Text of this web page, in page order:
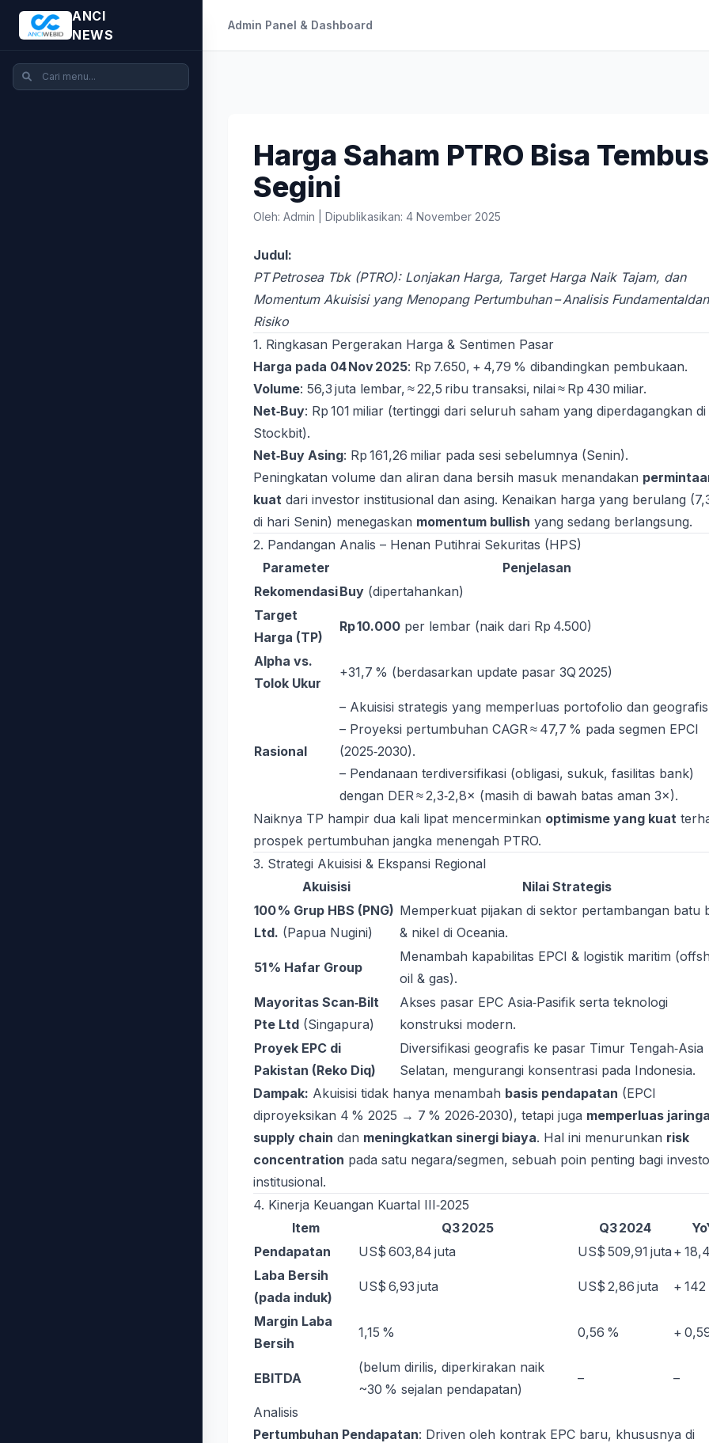
ANCI
NEWS
Admin Panel & Dashboard
Harga Saham PTRO Bisa Tembus
Segini
Oleh: Admin Dipublikasikan: 4 November 2025
Judul:
PT Petrosea Tbk (PTRO): Lonjakan Harga, Target Harga Naik Tajam, dan
Momentum Akuisisi yang Menopang Pertumbuhan – Analisis Fundamentaldan
Risiko
1. Ringkasan Pergerakan Harga & Sentimen Pasar
Harga pada 04 Nov 2025: Rp 7.650, + 4,79 % dibandingkan pembukaan.
Volume: 56,3 juta lembar, ≈ 22,5 ribu transaksi, nilai ≈ Rp 430 miliar.
Net‑Buy: Rp 101 miliar (tertinggi dari seluruh saham yang diperdagangkan di
Stockbit).
Net‑Buy Asing: Rp 161,26 miliar pada sesi sebelumnya (Senin).
Peningkatan volume dan aliran dana bersih masuk menandakan
kuat dari investor institusional dan asing. Kenaikan harga yang berulang
di hari Senin) menegaskan momentum bullish yang sedang berlangsung.
2. Pandangan Analis – Henan Putihrai Sekuritas (HPS)
Parameter
Penjelasan
RekomendasiBuy (dipertahankan)
Target
Harga (TP)
Rp 10.000 per lembar (naik dari Rp 4.500)
Alpha vs.
Tolok Ukur
+31,7 % (berdasarkan update pasar 3Q 2025)
Rasional
– Akuisisi strategis yang memperluas portofolio dan
– Proyeksi pertumbuhan CAGR ≈ 47,7 % pada segmen EPCI
(2025‑2030).
– Pendanaan terdiversifikasi (obligasi, sukuk, fasilitas bank)
dengan DER ≈ 2,3‑2,8× (masih di bawah batas aman 3×).
Naiknya TP hampir dua kali lipat mencerminkan optimisme yang kuat
prospek pertumbuhan jangka menengah PTRO.
3. Strategi Akuisisi & Ekspansi Regional
Akuisisi
Nilai Strategis
100 % Grup HBS (PNG)
Ltd. (Papua Nugini)
Memperkuat pijakan di sektor pertambangan batu
& nikel di Oceania.
51 % Hafar Group
Menambah kapabilitas EPCI & logistik maritim
oil & gas).
Mayoritas Scan‑Bilt
Pte Ltd (Singapura)
Akses pasar EPC Asia‑Pasifik serta teknologi
konstruksi modern.
Proyek EPC di
Pakistan (Reko Diq)
Diversifikasi geografis ke pasar Timur Tengah‑Asia
Selatan, mengurangi konsentrasi pada Indonesia.
Dampak: Akuisisi tidak hanya menambah basis pendapatan (EPCI
diproyeksikan 4 % 2025 → 7 % 2026‑2030), tetapi juga memperluas
supply chain dan meningkatkan sinergi biaya. Hal ini menurunkan risk
concentration pada satu negara/segmen, sebuah poin penting bagi
institusional.
4. Kinerja Keuangan Kuartal III‑2025
Item
Q3 2025 Q3 2024
Pendapatan
US$ 603,84 juta US$ 509,91 juta +
Laba Bersih
(pada induk)
US$ 6,93 juta US$ 2,86 juta + 142
Margin Laba
Bersih
1,15 % 0,56 % +
EBITDA
(belum dirilis, diperkirakan naik
~30 % sejalan pendapatan)
– –
Analisis
Pertumbuhan Pendapatan: Driven oleh kontrak EPC baru, khususnya di